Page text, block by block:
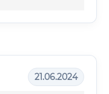
21.06.2024